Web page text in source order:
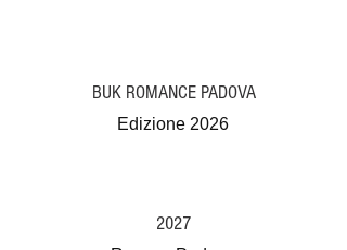
BUK ROMANCE PADOVA
Edizione 2026
2027